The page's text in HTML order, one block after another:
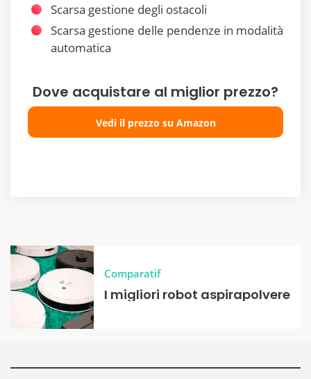
Scarsa gestione degli ostacoli
Scarsa gestione delle pendenze in modalità
automatica
Dove acquistare al miglior prezzo?
Vedi il prezzo su Amazon
Comparatif
I migliori robot aspirapolvere